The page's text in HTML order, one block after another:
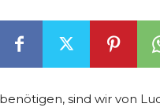
sind wir von